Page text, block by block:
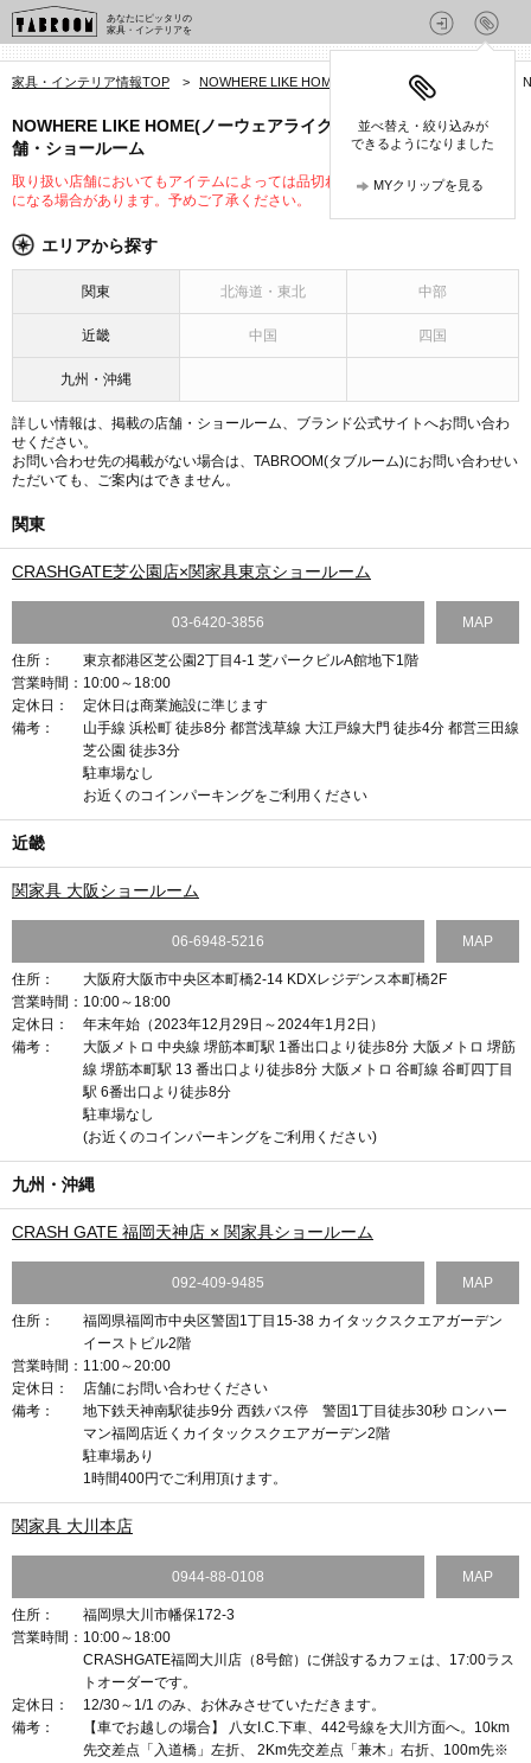
あなたにピッタリの
家具・インテリアを
並べ替え・絞り込みが
できるようになりました
MYクリップを見る
家具・インテリア情報TOP > NOWHERE LIKE HOME(ノーウェアライクホーム)
NOWHERE LIKE HOME(ノーウェアライクホーム)の取り扱い店
舗・ショールーム
取り扱い店舗においてもアイテムによっては品切れや未入荷、取り扱いが変更
になる場合があります。予めご了承ください。
エリアから探す
関東 北海道・東北 中部
近畿 中国 四国
九州・沖縄
詳しい情報は、掲載の店舗・ショールーム、ブランド公式サイトへお問い合わ
せください。
お問い合わせ先の掲載がない場合は、TABROOM(タブルーム)にお問い合わせい
ただいても、ご案内はできません。
関東
CRASHGATE芝公園店×関家具東京ショールーム
03-6420-3856 MAP
住所：
東京都港区芝公園2丁目4-1 芝パークビルA館地下1階
営業時間： 10:00～18:00
定休日：
定休日は商業施設に準じます
備考：
山手線 浜松町 徒歩8分 都営浅草線 大江戸線大門 徒歩4分 都営三田線
芝公園 徒歩3分
駐車場なし
お近くのコインパーキングをご利用ください
近畿
関家具 大阪ショールーム
06-6948-5216 MAP
住所：
大阪府大阪市中央区本町橋2-14 KDXレジデンス本町橋2F
営業時間： 10:00～18:00
定休日：
年末年始（2023年12月29日～2024年1月2日）
備考：
大阪メトロ 中央線 堺筋本町駅 1番出口より徒歩8分 大阪メトロ 堺筋
線 堺筋本町駅 13 番出口より徒歩8分 大阪メトロ 谷町線 谷町四丁目
駅 6番出口より徒歩8分
駐車場なし
(お近くのコインパーキングをご利用ください)
九州・沖縄
CRASH GATE 福岡天神店 × 関家具ショールーム
092-409-9485 MAP
住所：
福岡県福岡市中央区警固1丁目15-38 カイタックスクエアガーデン
イーストビル2階
営業時間： 11:00～20:00
定休日：
店舗にお問い合わせください
備考：
地下鉄天神南駅徒歩9分 西鉄バス停 警固1丁目徒歩30秒 ロンハー
マン福岡店近くカイタックスクエアガーデン2階
駐車場あり
1時間400円でご利用頂けます。
関家具 大川本店
0944-88-0108 MAP
住所：
福岡県大川市幡保172-3
営業時間： 10:00～18:00
CRASHGATE福岡大川店（8号館）に併設するカフェは、17:00ラス
トオーダーです。
定休日：
12/30～1/1 のみ、お休みさせていただきます。
備考：
【車でお越しの場合】 八女I.C.下車、442号線を大川方面へ。10km
先交差点「入道橋」左折、 2Km先交差点「兼木」右折、100m先※